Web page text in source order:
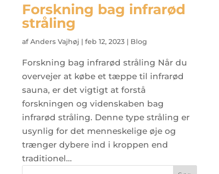
Forskning bag infrarød
stråling
afAnders Vajhøj | feb 12, 2023| Blog
Forskning bag infrarød stråling Når du
overvejer at købe et tæppe til infrarød
sauna, er det vigtigt at forstå
forskningen og videnskaben bag
infrarød stråling. Denne type stråling er
usynlig for det menneskelige øje og
trænger dybere ind i kroppen end
traditionel...